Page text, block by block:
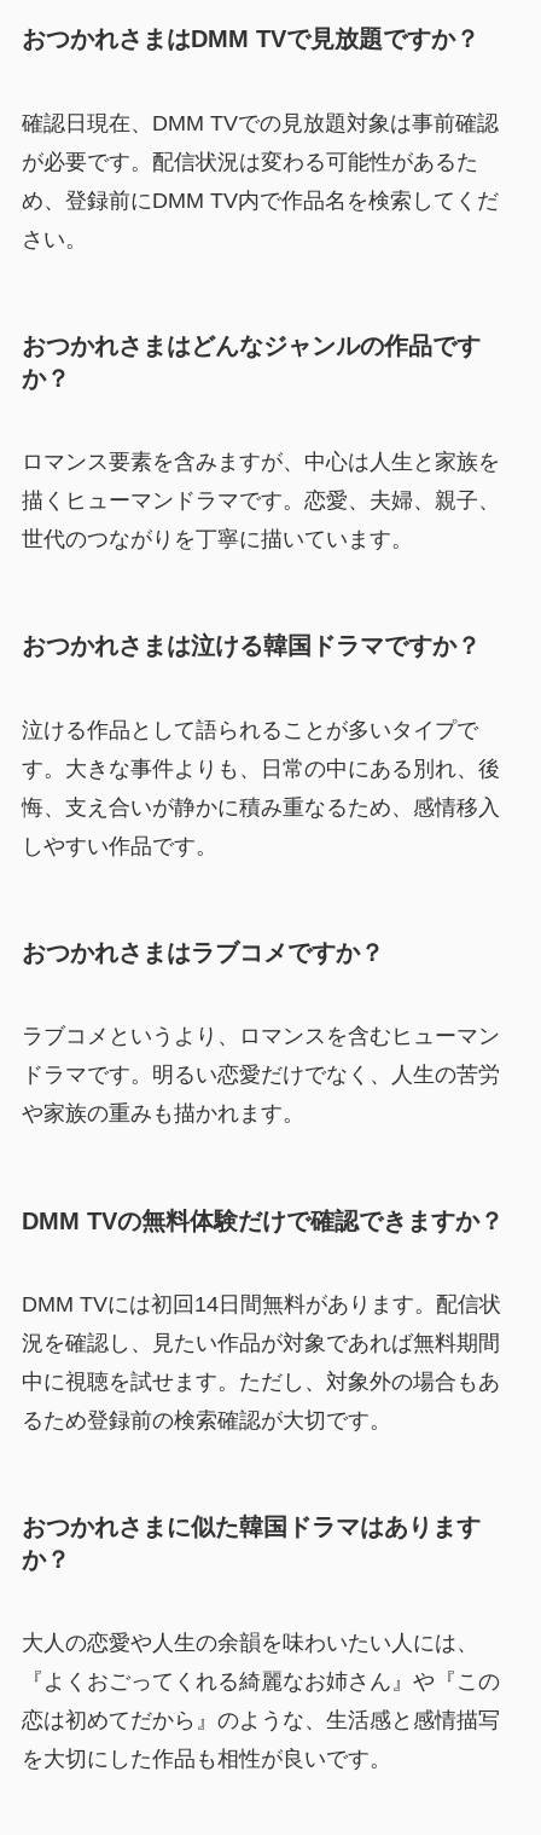
おつかれさまはDMM TVで見放題ですか？
確認日現在、DMM TVでの見放題対象は事前確認
が必要です。配信状況は変わる可能性があるた
め、登録前にDMM TV内で作品名を検索してくだ
さい。
おつかれさまはどんなジャンルの作品です
か？
ロマンス要素を含みますが、中心は人生と家族を
描くヒューマンドラマです。恋愛、夫婦、親子、
世代のつながりを丁寧に描いています。
おつかれさまは泣ける韓国ドラマですか？
泣ける作品として語られることが多いタイプで
す。大きな事件よりも、日常の中にある別れ、後
悔、支え合いが静かに積み重なるため、感情移入
しやすい作品です。
おつかれさまはラブコメですか？
ラブコメというより、ロマンスを含むヒューマン
ドラマです。明るい恋愛だけでなく、人生の苦労
や家族の重みも描かれます。
DMM TVの無料体験だけで確認できますか？
DMM TVには初回14日間無料があります。配信状
況を確認し、見たい作品が対象であれば無料期間
中に視聴を試せます。ただし、対象外の場合もあ
るため登録前の検索確認が大切です。
おつかれさまに似た韓国ドラマはあります
か？
大人の恋愛や人生の余韻を味わいたい人には、
『よくおごってくれる綺麗なお姉さん』や『この
恋は初めてだから』のような、生活感と感情描写
を大切にした作品も相性が良いです。